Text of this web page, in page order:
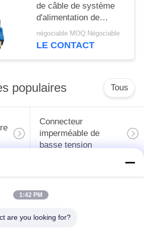
de câble de système
d'alimentation de
remplissage de
connecteur d'IP68
négociable MOQ:Négociable
LE CONTACT
populaires Tous
Connecteur
imperméable de
basse tension
E27
1:42 PM
are you looking for?